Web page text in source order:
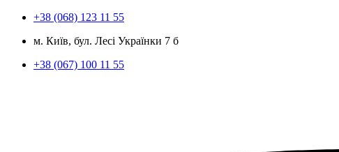
+38 (068) 123 11 55
м. Київ, бул. Лесі Українки 7 б
+38 (067) 100 11 55